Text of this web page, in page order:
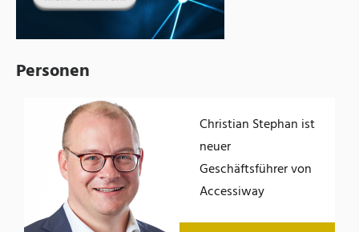
Personen
Christian Stephan ist
neuer
Geschäftsführer von
Accessiway